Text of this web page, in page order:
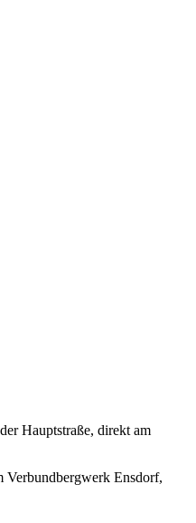
Hauptstraße, direkt am
Verbundbergwerk Ensdorf,